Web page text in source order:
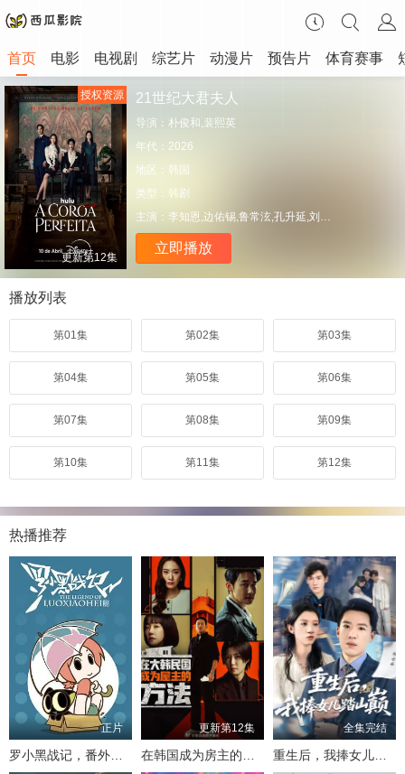
首页 电影 电视剧 综艺片 动漫片 预告片 体育赛事
更新第12集
授权资源 21世纪大君夫人
导演： 朴俊和,裴熙英
年代： 2026
地区： 韩国
类型： 韩剧
主演： 李知恩,边佑锡,鲁常泫,孔升延,刘秀彬,李妍,李才元,蔡书安,朴俊勉
立即播放
播放列表
第01集 第02集 第03集
第04集 第05集 第06集
第07集 第08集 第09集
第10集 第11集 第12集
热播推荐
正片
罗小黑战记，番外MV晚安喵
更新第12集
在韩国成为房主的方法
全集完结
重生后，我捧女儿踏山巅